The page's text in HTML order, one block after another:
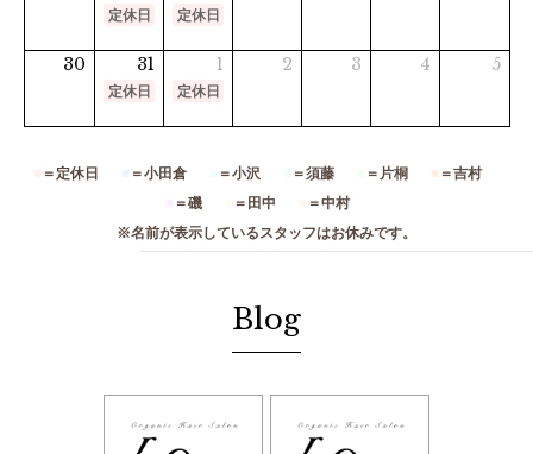
定休日 定休日
30 31 1 2 3 4 5
定休日 定休日
＝定休日 ＝小田倉 ＝小沢 ＝須藤 ＝片桐 ■ ＝吉村
＝磯 ＝田中
＝中村
※名前が表示しているスタッフはお休みです。
Blog